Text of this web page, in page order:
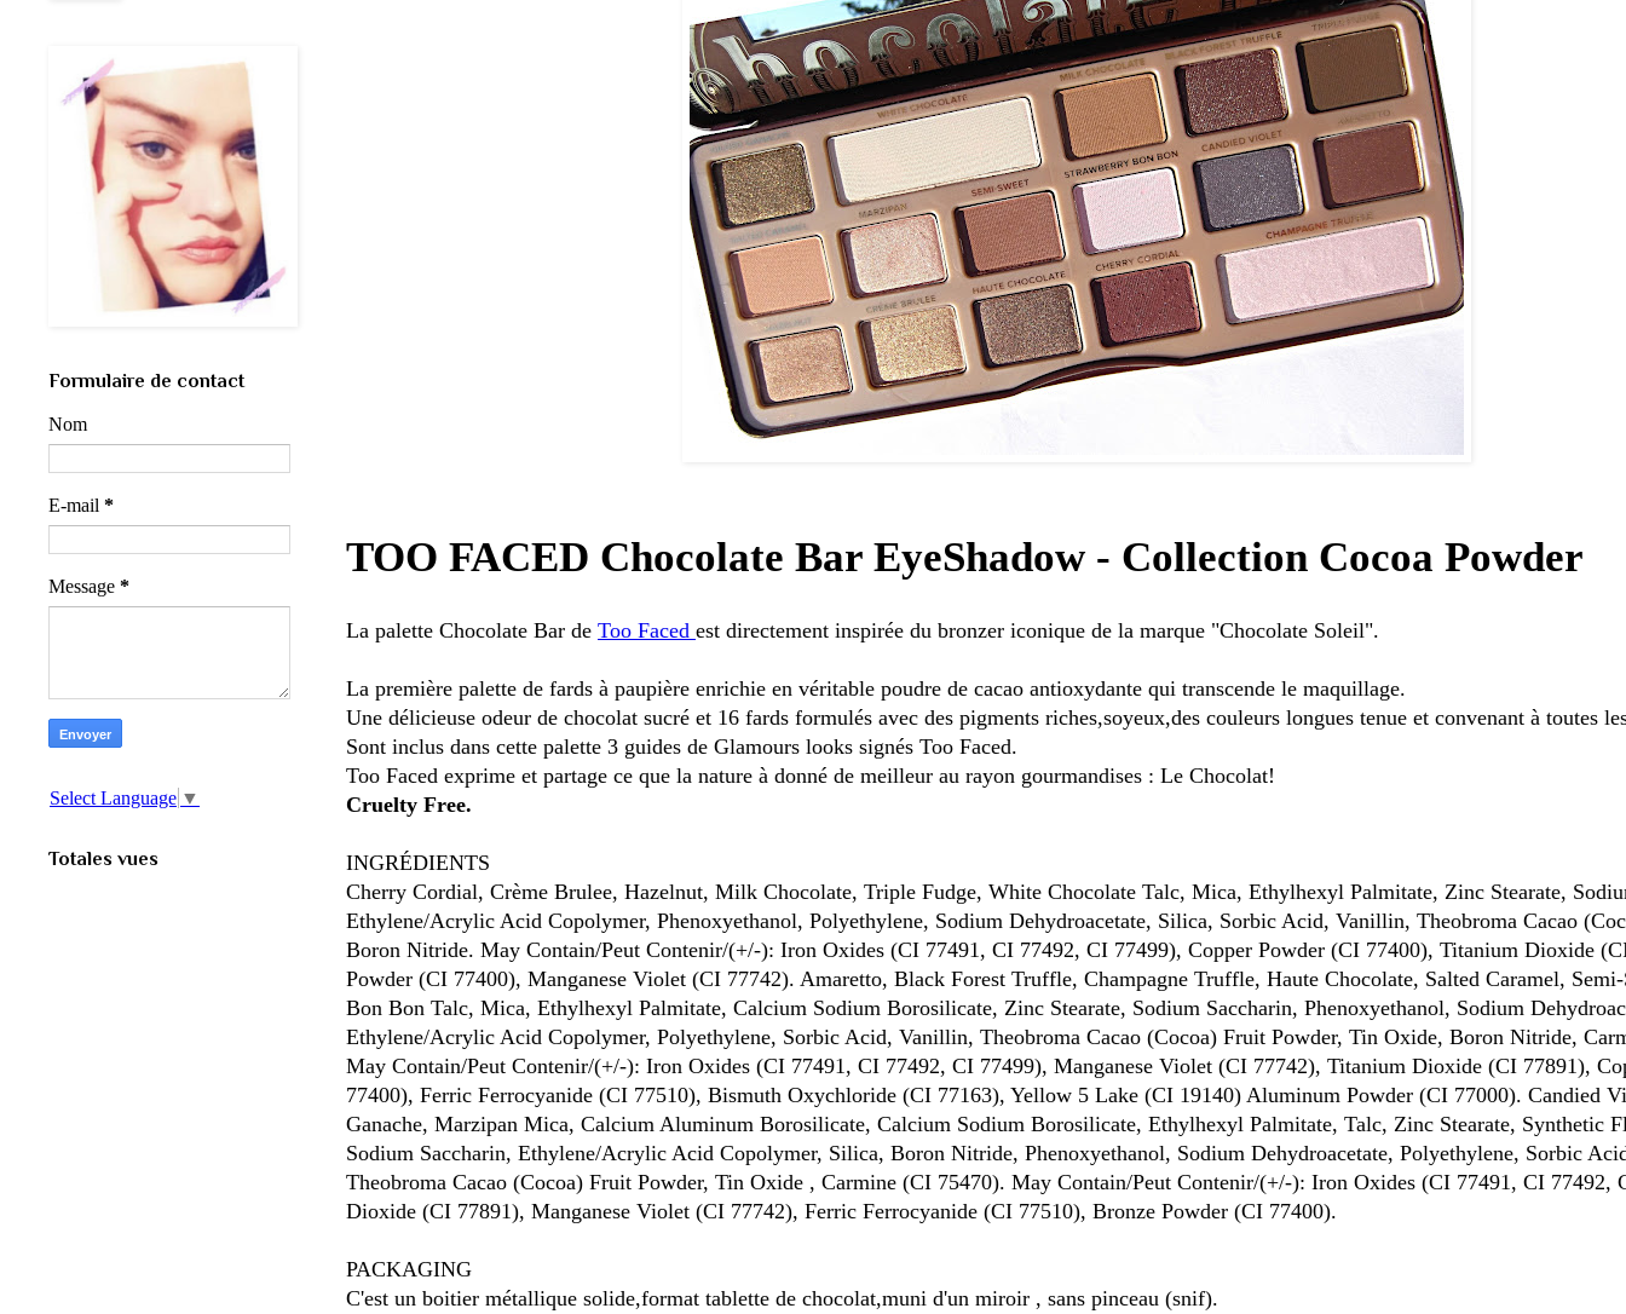
TOO FACED Chocolate Bar EyeShadow - Collection Cocoa Powder
La palette Chocolate Bar de Too Faced est directement inspirée du bronzer iconique de la marque "Chocolate Soleil".
La première palette de fards à paupière enrichie en véritable poudre de cacao antioxydante qui transcende le maquillage.
Une délicieuse odeur de chocolat sucré et 16 fards formulés avec des pigments riches,soyeux,des couleurs longues tenue et convenant à toutes
Sont inclus dans cette palette 3 guides de Glamours looks signés Too Faced.
Too Faced exprime et partage ce que la nature à donné de meilleur au rayon gourmandises : Le Chocolat!
Cruelty Free.
INGRÉDIENTS
Cherry Cordial, Crème Brulee, Hazelnut, Milk Chocolate, Triple Fudge, White Chocolate Talc, Mica, Ethylhexyl Palmitate, Zinc Stearate,
Ethylene/Acrylic Acid Copolymer, Phenoxyethanol, Polyethylene, Sodium Dehydroacetate, Silica, Sorbic Acid, Vanillin, Theobroma Cacao
Boron Nitride. May Contain/Peut Contenir/(+/-): Iron Oxides (CI 77491, CI 77492, CI 77499), Copper Powder (CI 77400), Titanium Dioxide
Powder (CI 77400), Manganese Violet (CI 77742). Amaretto, Black Forest Truffle, Champagne Truffle, Haute Chocolate, Salted Caramel,
Bon Bon Talc, Mica, Ethylhexyl Palmitate, Calcium Sodium Borosilicate, Zinc Stearate, Sodium Saccharin, Phenoxyethanol, Sodium
Ethylene/Acrylic Acid Copolymer, Polyethylene, Sorbic Acid, Vanillin, Theobroma Cacao (Cocoa) Fruit Powder, Tin Oxide, Boron Nitride,
May Contain/Peut Contenir/(+/-): Iron Oxides (CI 77491, CI 77492, CI 77499), Manganese Violet (CI 77742), Titanium Dioxide (CI 77891),
77400), Ferric Ferrocyanide (CI 77510), Bismuth Oxychloride (CI 77163), Yellow 5 Lake (CI 19140) Aluminum Powder (CI 77000). Candied
Ganache, Marzipan Mica, Calcium Aluminum Borosilicate, Calcium Sodium Borosilicate, Ethylhexyl Palmitate, Talc, Zinc Stearate, Synthetic
Sodium Saccharin, Ethylene/Acrylic Acid Copolymer, Silica, Boron Nitride, Phenoxyethanol, Sodium Dehydroacetate, Polyethylene, Sorbic
Theobroma Cacao (Cocoa) Fruit Powder, Tin Oxide , Carmine (CI 75470). May Contain/Peut Contenir/(+/-): Iron Oxides (CI 77491, CI 77492,
Dioxide (CI 77891), Manganese Violet (CI 77742), Ferric Ferrocyanide (CI 77510), Bronze Powder (CI 77400).
PACKAGING
C'est un boitier métallique solide,format tablette de chocolat,muni d'un miroir , sans pinceau (snif).
Formulaire de contact
Nom
E-mail *
Message *
Select Language ▼
Totales vues